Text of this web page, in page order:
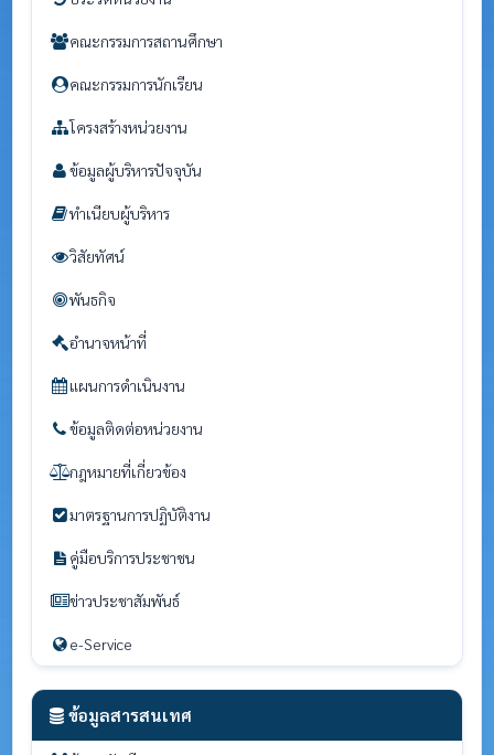
คณะกรรมการสถานศึกษา
คณะกรรมการนักเรียน
โครงสร้างหน่วยงาน
ข้อมูลผู้บริหารปัจจุบัน
ทำเนียบผู้บริหาร
วิสัยทัศน์
พันธกิจ
อำนาจหน้าที่
แผนการดำเนินงาน
ข้อมูลติดต่อหน่วยงาน
กฎหมายที่เกี่ยวข้อง
มาตรฐานการปฏิบัติงาน
คู่มือบริการประชาชน
ข่าวประชาสัมพันธ์
e-Service
ข้อมูลสารสนเทศ